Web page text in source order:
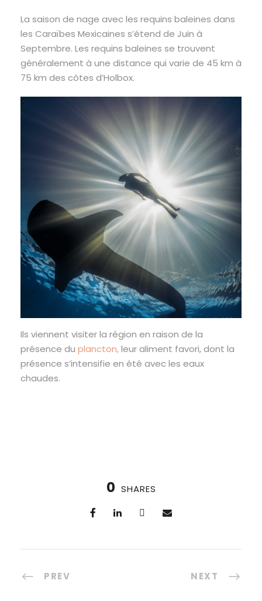
La saison de nage avec les requins baleines dans
les Caraïbes Mexicaines s’étend de Juin à
Septembre. Les requins baleines se trouvent
généralement à une distance qui varie de 45 km à
75 km des côtes d’Holbox.
Ils viennent visiter la région en raison de la
présence du plancton,leur aliment favori, dont la
présence s’intensifie en été avec les eaux
chaudes.
0 SHARES
PREV NEXT